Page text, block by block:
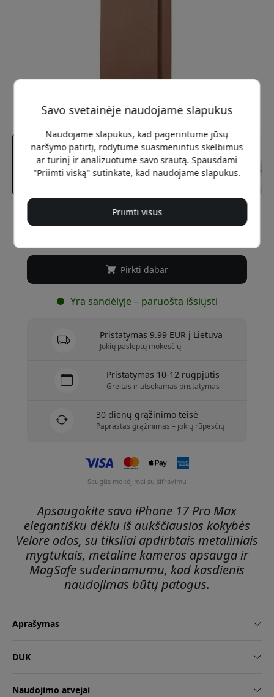
Rekomenduojama kaina
Pirkti dabar
Yra sandėlyje – paruošta išsiųsti
Pristatymas 9.99 EUR į Lietuva
Jokių paslėptų mokesčių
Pristatymas 10-12 rugpjūtis
Greitas ir atsekamas pristatymas
30 dienų grąžinimo teisė
Paprastas grąžinimas – jokių rūpesčių
Saugūs mokėjimai su šifravimu
Apsaugokite savo iPhone 17 Pro Max
elegantišku dėklu iš aukščiausios kokybės
Velore odos, su tiksliai apdirbtais metaliniais
mygtukais, metaline kameros apsauga ir
MagSafe suderinamumu, kad kasdienis
naudojimas būtų patogus.
Aprašymas
DUK
Naudojimo atvejai
Savo svetainėje naudojame slapukus
Naudojame slapukus, kad pagerintume jūsų
naršymo patirtį, rodytume suasmenintus skelbimus
ar turinį ir analizuotume savo srautą. Spausdami
"Priimti viską" sutinkate, kad naudojame slapukus.
Priimti visus